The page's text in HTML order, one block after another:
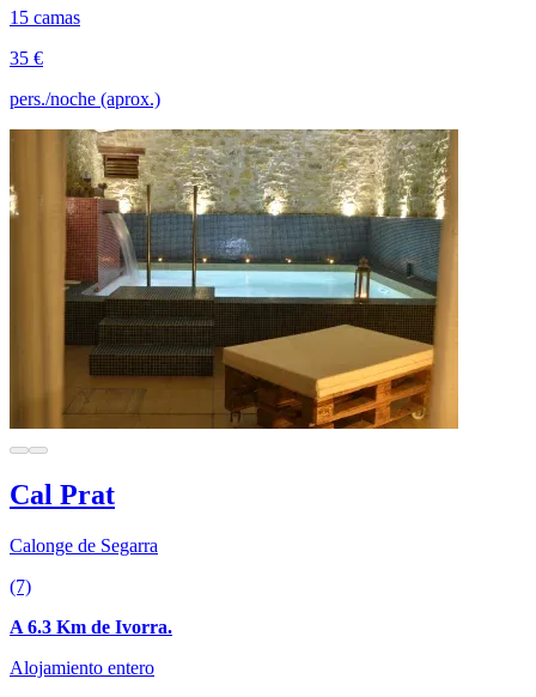
15 camas
35 €
pers./noche (aprox.)
Cal Prat
Calonge de Segarra
(7)
A 6.3 Km de Ivorra.
Alojamiento entero